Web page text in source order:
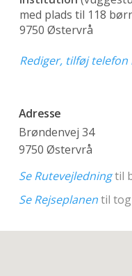
med plads til 118
9750 Østervrå
Rediger, tilføj telefon
Adresse
Brøndenvej 34
9750 Østervrå
Se Rutevejledningtil
Se Rejseplanentil tog